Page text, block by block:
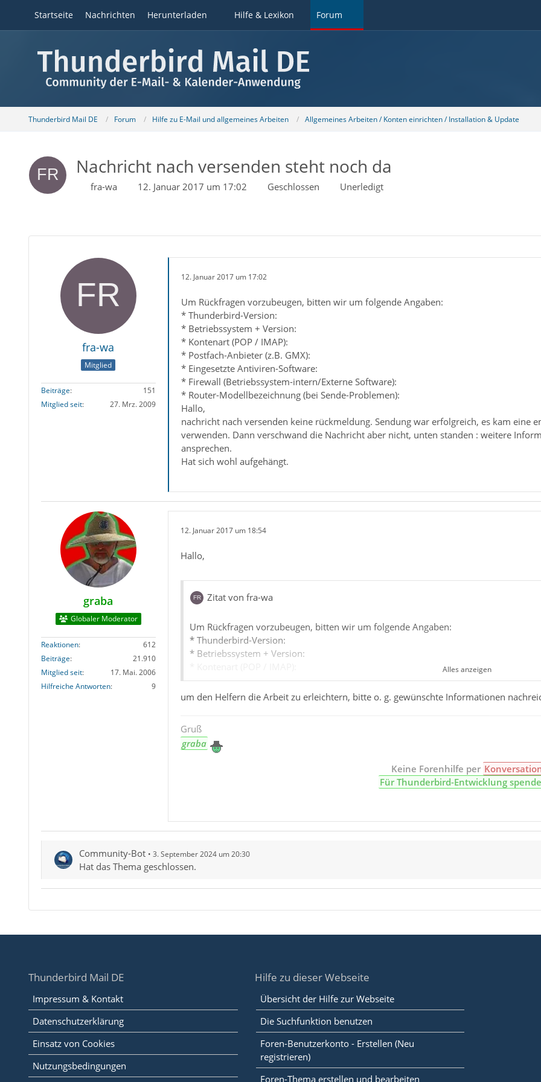
Startseite Nachrichten Herunterladen Hilfe & Lexikon Forum
Thunderbird Mail DE Forum Hilfe zu E-Mail und allgemeines Arbeiten Allgemeines Arbeiten / Konten einrichten / Installation & Update
Nachricht nach versenden steht noch da
fra-wa 12. Januar 2017 um 17:02 Geschlossen Unerledigt
fra-wa
Mitglied
Beiträge
151
Mitglied seit
27. Mrz. 2009
12. Januar 2017 um 17:02
Um Rückfragen vorzubeugen, bitten wir um folgende Angaben:
* Thunderbird-Version:
* Betriebssystem + Version:
* Kontenart (POP / IMAP):
* Postfach-Anbieter (z.B. GMX):
* Eingesetzte Antiviren-Software:
* Firewall (Betriebssystem-intern/Externe Software):
* Router-Modellbezeichnung (bei Sende-Problemen):
Hallo,
nachricht nach versenden keine rückmeldung. Sendung war erfolgreich, es kam eine
verwenden. Dann verschwand die Nachricht aber nicht, unten standen : weitere
ansprechen.
Hat sich wohl aufgehängt.
graba
Globaler Moderator
Reaktionen
612
Beiträge
21.910
Mitglied seit
17. Mai. 2006
Hilfreiche Antworten
9
12. Januar 2017 um 18:54
Hallo,
Zitat von fra-wa
Um Rückfragen vorzubeugen, bitten wir um folgende Angaben:
* Thunderbird-Version:
* Betriebssystem + Version:
* Postfach-Anbieter (z.B. GMX):
* Eingesetzte Antiviren-Software:
* Firewall (Betriebssystem-intern/Externe Software):
Alles anzeigen
um den Helfern die Arbeit zu erleichtern, bitte o. g. gewünschte Informationen
Gruß
graba
Keine Forenhilfe per
Für Thunderbird-Entwicklung
Community-Bot 3. September 2024 um 20:30
Hat das Thema geschlossen.
Thunderbird Mail DE
Impressum & Kontakt
Datenschutzerklärung
Einsatz von Cookies
Nutzungsbedingungen
Hilfe zu dieser Webseite
Übersicht der Hilfe zur Webseite
Die Suchfunktion benutzen
Foren-Benutzerkonto - Erstellen (Neu
registrieren)
Foren-Thema erstellen und bearbeiten